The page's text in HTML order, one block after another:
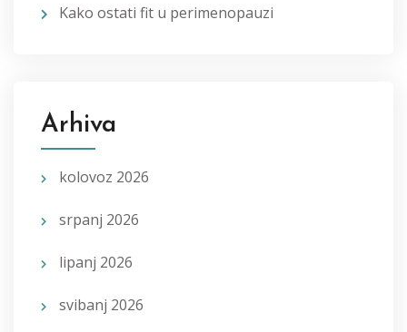
Kako ostati fit u perimenopauzi
Arhiva
kolovoz 2026
srpanj 2026
lipanj 2026
svibanj 2026